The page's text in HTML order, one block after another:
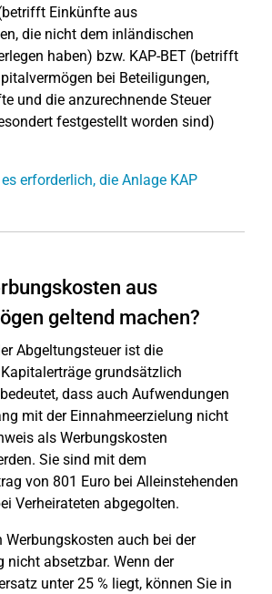
Einkünfte aus
die nicht dem inländischen
haben) bzw. KAP-BET (betrifft
bei Beteiligungen,
und die anzurechnende Steuer
festgestellt worden sind)
erforderlich, die Anlage KAP
aus
geltend machen?
Abgeltungsteuer ist die
grundsätzlich
dass auch Aufwendungen
mit der Einnahmeerzielung nicht
als Werbungskosten
Sie sind mit dem
von 801 Euro bei Alleinstehenden
Verheirateten abgegolten.
Werbungskosten auch bei der
nicht absetzbar. Wenn der
unter 25 % liegt, können Sie in